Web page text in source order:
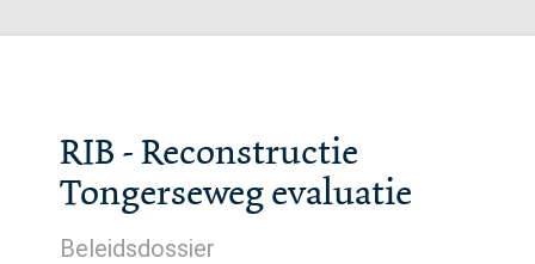
RIB - Reconstructie
Tongerseweg evaluatie
Beleidsdossier